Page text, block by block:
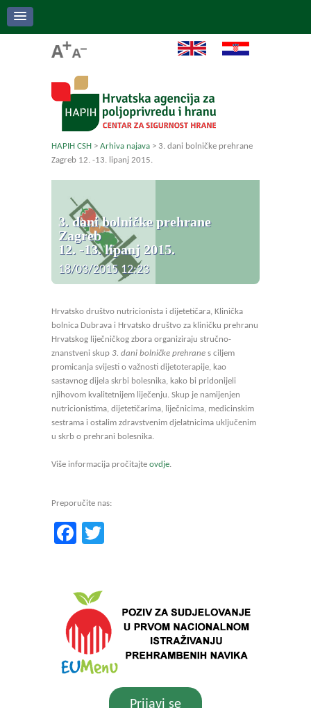
HAPIH CSH > Arhiva najava > 3. dani bolničke prehrane
Zagreb 12. -13. lipanj 2015.
3. dani bolničke prehrane
Zagreb
12. -13. lipanj 2015.
18/03/2015 12:23
Hrvatsko društvo nutricionista i dijetetičara, Klinička
bolnica Dubrava i Hrvatsko društvo za kliničku prehranu
Hrvatskog liječničkog zbora organiziraju stručno-
znanstveni skup 3. dani bolničke prehrane s ciljem
promicanja svijesti o važnosti dijetoterapije, kao
sastavnog dijela skrbi bolesnika, kako bi pridonijeli
njihovom kvalitetnijem liječenju. Skup je namijenjen
nutricionistima, dijetetičarima, liječnicima, medicinskim
sestrama i ostalim zdravstvenim djelatnicima uključenim
u skrb o prehrani bolesnika.
Više informacija pročitajte ovdje.
Preporučite nas:
Facebook
Prijavi se